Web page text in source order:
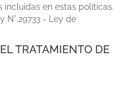
incluidas en estas políticas.
- Ley de
TRATAMIENTO DE